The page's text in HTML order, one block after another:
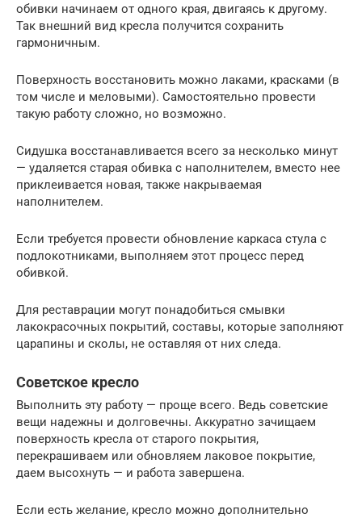
обивки начинаем от одного края, двигаясь к другому.
Так внешний вид кресла получится сохранить
гармоничным.
Поверхность восстановить можно лаками, красками (в
том числе и меловыми). Самостоятельно провести
такую работу сложно, но возможно.
Сидушка восстанавливается всего за несколько минут
— удаляется старая обивка с наполнителем, вместо нее
приклеивается новая, также накрываемая
наполнителем.
Если требуется провести обновление каркаса стула с
подлокотниками, выполняем этот процесс перед
обивкой.
Для реставрации могут понадобиться смывки
лакокрасочных покрытий, составы, которые заполняют
царапины и сколы, не оставляя от них следа.
Советское кресло
Выполнить эту работу — проще всего. Ведь советские
вещи надежны и долговечны. Аккуратно зачищаем
поверхность кресла от старого покрытия,
перекрашиваем или обновляем лаковое покрытие,
даем высохнуть — и работа завершена.
Если есть желание, кресло можно дополнительно